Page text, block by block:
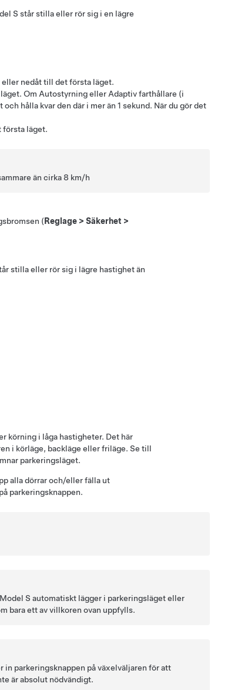
S står stilla eller rör sig i en lägre
nedåt till det första läget.
Om Autostyrningeller Adaptiv farthållare (i
hålla kvar den där i mer än 1 sekund. När du gör det
första läget.
än cirka8 km/h
( Reglage > Säkerhet >
stilla eller rör sig i lägre hastighet än
körning i låga hastigheter. Det här
i körläge, backläge eller friläge. Se till
parkeringsläget.
alla dörraroch/eller fälla ut
parkeringsknappen.
Model S automatiskt lägger i parkeringsläget eller
bara ett av villkoren ovan uppfylls.
in parkeringsknappen på växelväljaren för att
är absolut nödvändigt.